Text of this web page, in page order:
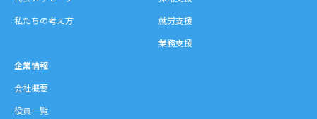
私たちの考え方
就労支援
業務支援
企業情報
会社概要
役員一覧